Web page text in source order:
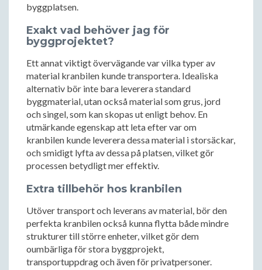
byggplatsen.
Exakt vad behöver jag för
byggprojektet?
Ett annat viktigt övervägande var vilka typer av
material kranbilen kunde transportera. Idealiska
alternativ bör inte bara leverera standard
byggmaterial, utan också material som grus, jord
och singel, som kan skopas ut enligt behov. En
utmärkande egenskap att leta efter var om
kranbilen kunde leverera dessa material i storsäckar,
och smidigt lyfta av dessa på platsen, vilket gör
processen betydligt mer effektiv.
Extra tillbehör hos kranbilen
Utöver transport och leverans av material, bör den
perfekta kranbilen också kunna flytta både mindre
strukturer till större enheter, vilket gör dem
oumbärliga för stora byggprojekt,
transportuppdrag och även för privatpersoner.